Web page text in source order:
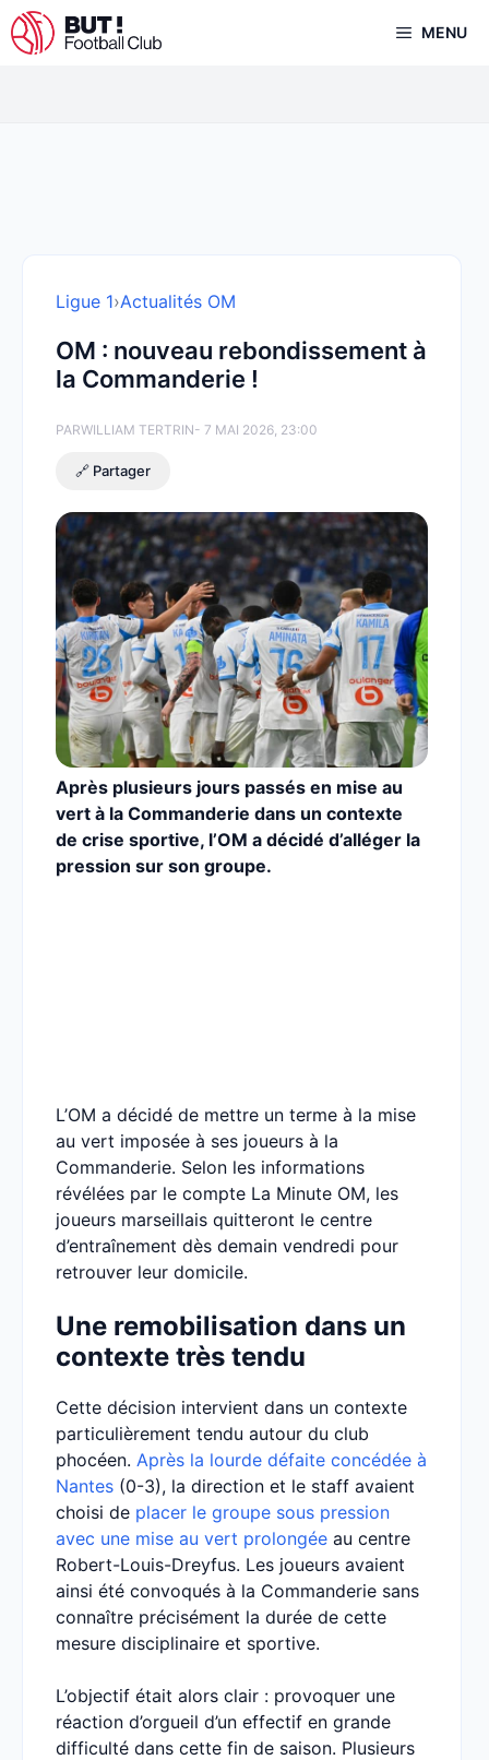
Aller
au
MENU
Ligue 1›Actualités OM
OM : nouveau rebondissement à
la Commanderie !
PARWILLIAM TERTRIN- 7 MAI 2026, 23:00
🔗 Partager
Après plusieurs jours passés en mise au
vert à la Commanderie dans un contexte
de crise sportive, l’OM a décidé d’alléger la
pression sur son groupe.
L’OM a décidé de mettre un terme à la mise
au vert imposée à ses joueurs à la
Commanderie. Selon les informations
révélées par le compte La Minute OM, les
joueurs marseillais quitteront le centre
d’entraînement dès demain vendredi pour
retrouver leur domicile.
Une remobilisation dans un
contexte très tendu
Cette décision intervient dans un contexte
particulièrement tendu autour du club
phocéen. Après la lourde défaite concédée à
Nantes (0-3), la direction et le staff avaient
choisi de placer le groupe sous pression
avec une mise au vert prolongée au centre
Robert-Louis-Dreyfus. Les joueurs avaient
ainsi été convoqués à la Commanderie sans
connaître précisément la durée de cette
mesure disciplinaire et sportive.
L’objectif était alors clair : provoquer une
réaction d’orgueil d’un effectif en grande
difficulté dans cette fin de saison. Plusieurs